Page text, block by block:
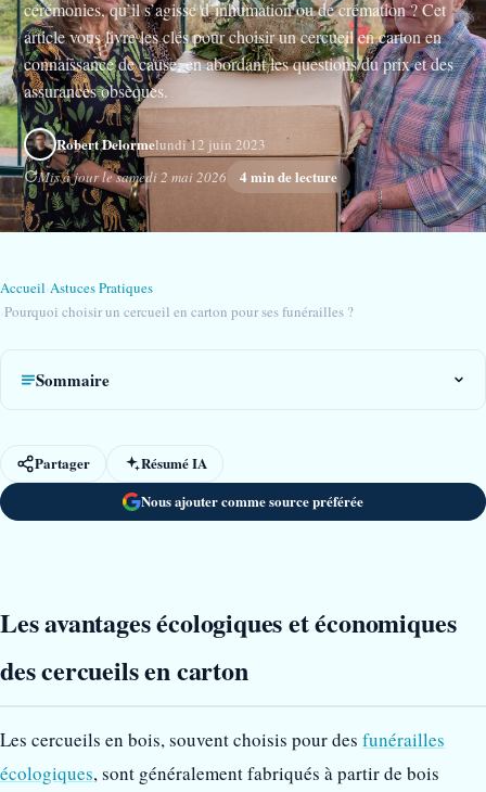
cérémonies, qu’il s’agisse d’inhumation ou de crémation ? Cet
article vous livre les clés pour choisir un cercueil en carton en
connaissance de cause, en abordant les questions du prix et des
assurances obsèques.
Robert Delormelundi 12 juin 2023
Mis à jour le samedi 2 mai 2026
4 min de lecture
Accueil Astuces Pratiques
Pourquoi choisir un cercueil en carton pour ses funérailles ?
Sommaire
Partager
Résumé IA
Nous ajouter comme source préférée
Les avantages écologiques et économiques
des cercueils en carton
Les cercueils en bois, souvent choisis pour des funérailles
écologiques, sont généralement fabriqués à partir de bois